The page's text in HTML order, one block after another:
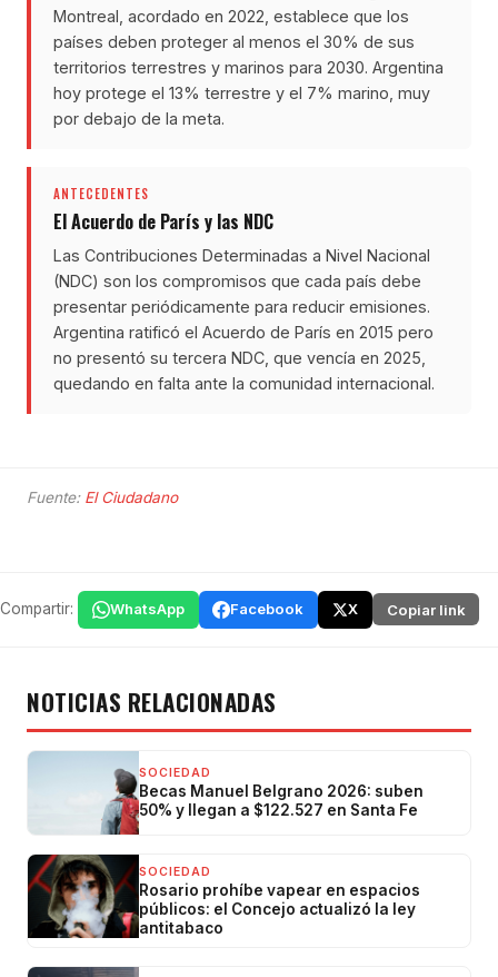
Montreal, acordado en 2022, establece que los
países deben proteger al menos el 30% de sus
territorios terrestres y marinos para 2030. Argentina
hoy protege el 13% terrestre y el 7% marino, muy
por debajo de la meta.
ANTECEDENTES
El Acuerdo de París y las NDC
Las Contribuciones Determinadas a Nivel Nacional
(NDC) son los compromisos que cada país debe
presentar periódicamente para reducir emisiones.
Argentina ratificó el Acuerdo de París en 2015 pero
no presentó su tercera NDC, que vencía en 2025,
quedando en falta ante la comunidad internacional.
Fuente: El Ciudadano
Compartir: WhatsApp Facebook X Copiar link
NOTICIAS RELACIONADAS
SOCIEDAD
Becas Manuel Belgrano 2026: suben
50% y llegan a $122.527 en Santa Fe
SOCIEDAD
Rosario prohíbe vapear en espacios
públicos: el Concejo actualizó la ley
antitabaco